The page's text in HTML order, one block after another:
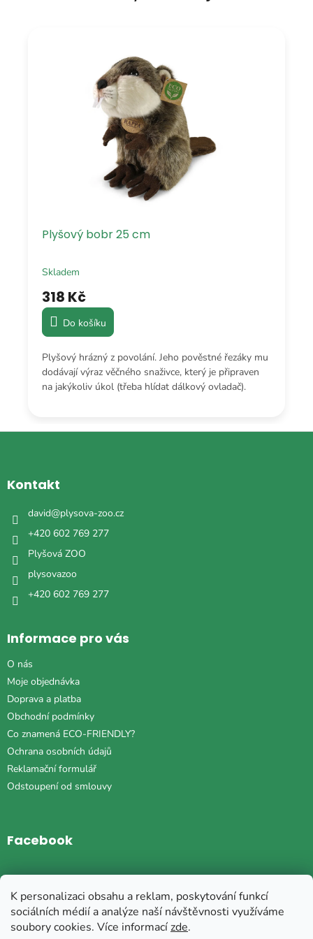
K personalizaci obsahu a reklam, poskytování funkcí
sociálních médií a analýze naší návštěvnosti využíváme
soubory cookies. Více informacízde.
Plyšový bobr 25 cm
Skladem
318 Kč
Do košíku
Plyšový hrázný z povolání. Jeho pověstné řezáky mu
dodávají výraz věčného snaživce, který je připraven
na jakýkoliv úkol (třeba hlídat dálkový ovladač).
Z
aKontakt
david@plysova-zoo.cz
+420 602 769 277
Plyšová ZOO
plysovazoo
+420 602 769 277
Informace pro vás
O nás
Moje objednávka
Doprava a platba
Obchodní podmínky
Co znamená ECO-FRIENDLY?
Ochrana osobních údajů
Reklamační formulář
Odstoupení od smlouvy
Facebook
Instagram